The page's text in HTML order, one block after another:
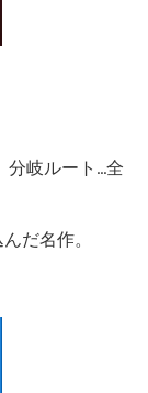
分岐ルート…全
だ名作。